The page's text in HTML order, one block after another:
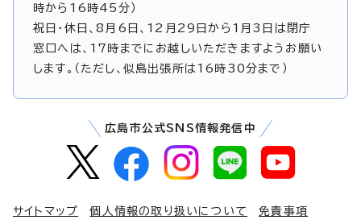
時から16時45分）
祝日・休日、8月6日、12月29日から1月3日は閉庁
窓口へは、17時までにお越しいただきますようお願い
します。（ただし、似島出張所は16時30分まで）
広島市公式SNS情報発信中
サイトマップ 個人情報の取り扱いについて 免責事項